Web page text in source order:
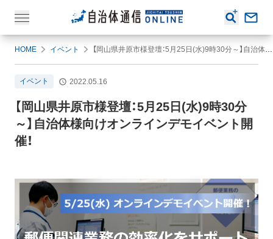
HOME イベント 【岡山県井原市様登壇：5月25日(水)9時30分～】自治体様向けオンラインデモイベント開催！
イベント 2022.05.16
【岡山県井原市様登壇：5月25日(水)9時30分
～】自治体様向けオンラインデモイベント開
催！